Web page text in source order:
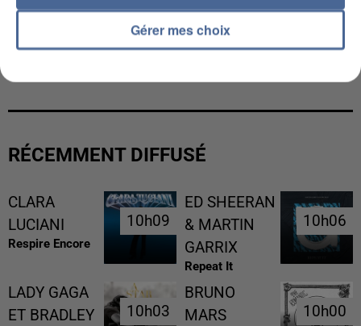
L’UN DES FONDATEURS SUPPOSÉS DE LA DZ
RÉCEMMENT DIFFUSÉ
CLARA
LUCIANI
Respire Encore
10h09
10h09
ED SHEERAN
& MARTIN
GARRIX
Repeat It
10h06
10h06
LADY GAGA
ET BRADLEY
10h03
10h03
BRUNO
MARS
10h00
10h00
Gérer mes choix